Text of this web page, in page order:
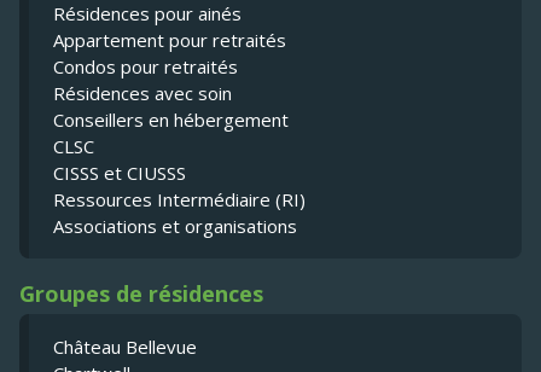
Résidences pour ainés
Appartement pour retraités
Condos pour retraités
Résidences avec soin
Conseillers en hébergement
CLSC
CISSS et CIUSSS
Ressources Intermédiaire (RI)
Associations et organisations
Groupes de résidences
Château Bellevue